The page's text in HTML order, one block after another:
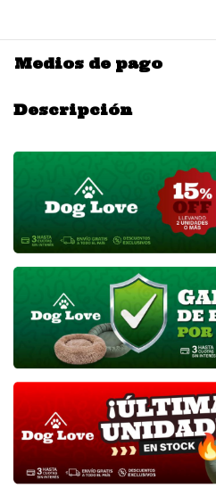
Medios de pago
Descripción